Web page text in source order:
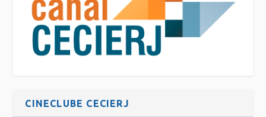
CINECLUBE CECIERJ